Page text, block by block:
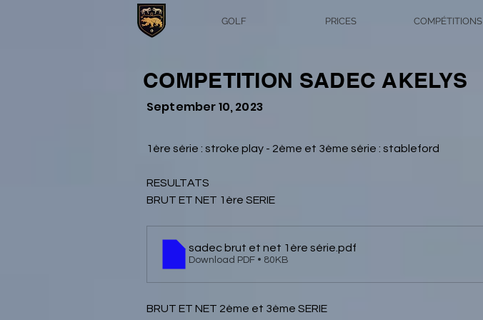
GOLF PRICES COMPÉTITIONS
1ère série : stroke play - 2ème et 3ème série : stableford
RESULTATS
BRUT ET NET 1ère SERIE
sadec brut et net 1ère série .pdf
Download PDF • 80KB
BRUT ET NET 2ème et 3ème SERIE
COMPETITION SADEC AKELYS
September 10, 2023